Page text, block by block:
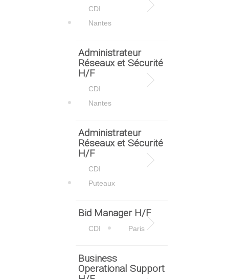
CDI
Nantes
Administrateur
Réseaux et Sécurité
H/F
CDI
Nantes
Administrateur
Réseaux et Sécurité
H/F
CDI
Puteaux
Bid Manager H/F
CDI Paris
Business
Operational Support